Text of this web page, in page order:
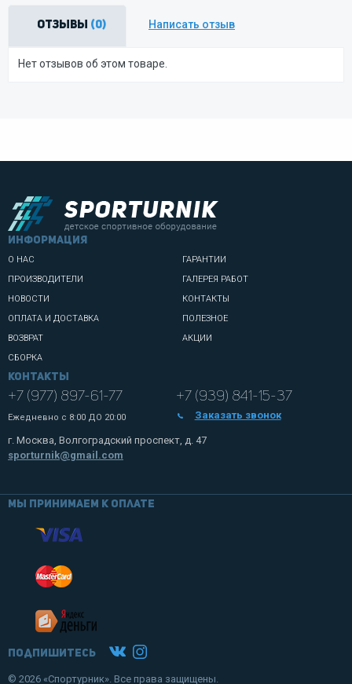
Отзывы (0) Написать отзыв
Нет отзывов об этом товаре.
информация
О НАС
ПРОИЗВОДИТЕЛИ
НОВОСТИ
ОПЛАТА И ДОСТАВКА
ВОЗВРАТ
СБОРКА
ГАРАНТИИ
ГАЛЕРЕЯ РАБОТ
КОНТАКТЫ
ПОЛЕЗНОЕ
АКЦИИ
Контакты
+7 (977) 897-61-77
Ежедневно с 8:00 ДО 20:00
+7 (939) 841-15-37
Заказать звонок
г. Москва, Волгоградский проспект, д. 47
sporturnik@gmail.com
© 2026 «Спортурник». Все права защищены.
Мы принимаем к оплате
Подпишитесь